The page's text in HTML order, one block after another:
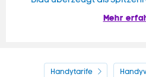
Mehr
Handytarife